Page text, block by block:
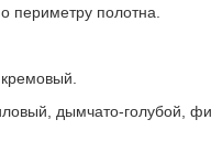
периметру полотна.
дымчато-голубой,